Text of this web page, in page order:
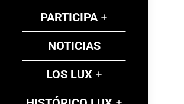
PARTICIPA
NOTICIAS
LOS LUX